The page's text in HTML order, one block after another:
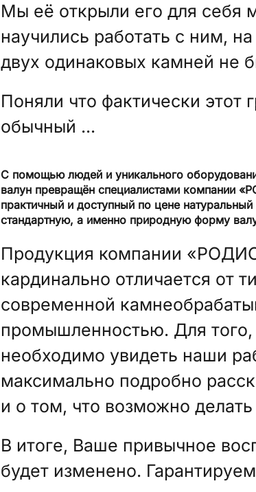
Мы её открыли его для себя
научились работать с ним,
двух одинаковых камней не
Поняли что фактически этот
обычный ...
С помощью людей и уникального
валун превращён специалистами компании
практичный и доступный по цене
стандартную, а именно природную форму
Продукция компании
кардинально отличается от
современной
промышленностью. Для того,
необходимо увидеть наши
максимально подробно
и о том, что возможно делать
В итоге, Ваше привычное
будет изменено.